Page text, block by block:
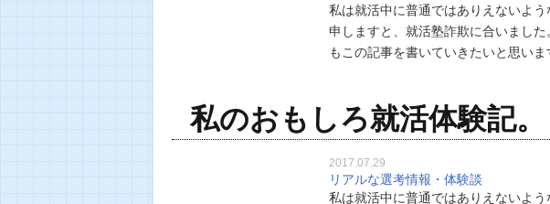
私は就活中に普通ではありえないよ
申しますと、就活塾詐欺に合いまし
もこの記事を書いていきたいと思いま
私のおもしろ就活体験記。
2017.07.29
リアルな選考情報・体験談
私は就活中に普通ではありえないよ